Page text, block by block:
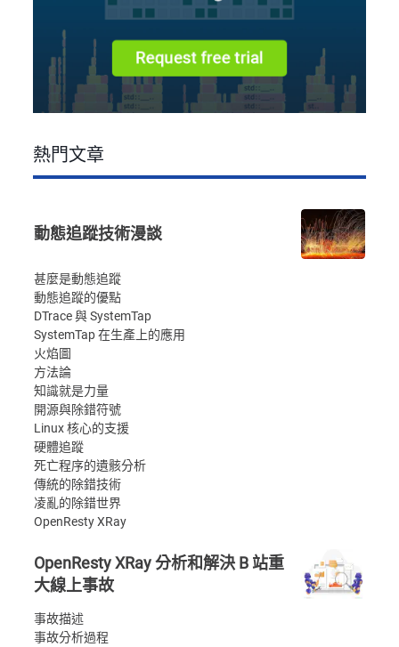
熱門文章
動態追蹤技術漫談
甚麼是動態追蹤
動態追蹤的優點
DTrace 與 SystemTap
SystemTap 在生產上的應用
火焰圖
方法論
知識就是力量
開源與除錯符號
Linux 核心的支援
硬體追蹤
死亡程序的遺骸分析
傳統的除錯技術
凌亂的除錯世界
OpenResty XRay
OpenResty XRay 分析和解決 B 站重
大線上事故
事故描述
事故分析過程